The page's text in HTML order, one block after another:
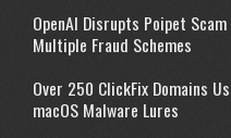
OpenAI Disrupts Poipet
Multiple Fraud Schemes
Over 250 ClickFix Domains
macOS Malware Lures